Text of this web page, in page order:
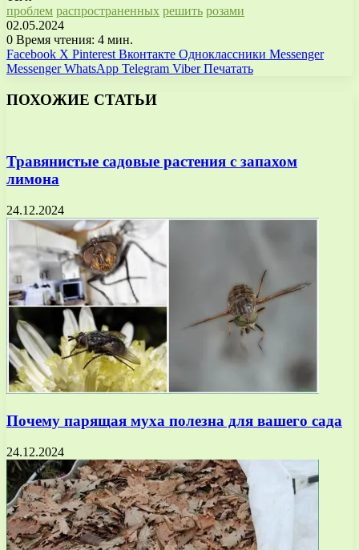
проблем распространенных решить розами
02.05.2024
0 Время чтения: 4 мин.
Facebook X Pinterest Вконтакте Одноклассники Messenger
Messenger WhatsApp Telegram Viber Печатать
ПОХОЖИЕ СТАТЬИ
Травянистые садовые растения с запахом
лимона
24.12.2024
Почему парящая муха полезна для вашего сада
24.12.2024